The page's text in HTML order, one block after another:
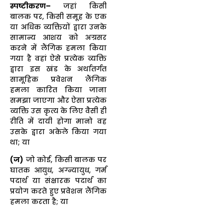
स्पष्टीकरण– जहां किसी
बालक पर, किसी समूह के एक
या अधिक व्यक्तियों द्वारा उनके
सामान्य आशय को अग्रसर
करने में लैंगिक हमला किया
गया है वहां ऐसे प्रत्येक व्यक्ति
द्वारा इस खंड के अर्थातर्गत
सामूहिक प्रवेशन लैंगिक
हमला कारित किया जाना
समझा जाएगा और ऐसा प्रत्येक
व्यक्ति उस कृत्य के लिए वैसी ही
रीति में दायी होगा मानो वह
उसके द्वारा अकेले किया गया
था; या
(ज) जो कोई, किसी बालक पर
घातक आयुध, अग्न्यायुध, गर्म
पदार्थ या संक्षारक पदार्थ का
प्रयोग करते हुए प्रवेशन लैंगिक
हमला करता है; या